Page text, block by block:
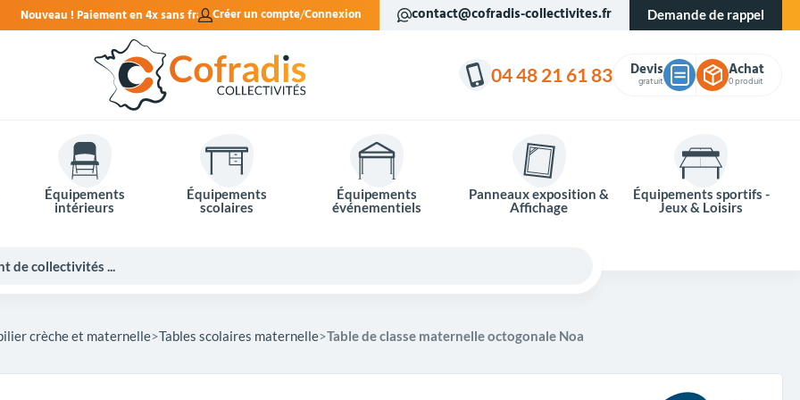
4x sans frais. Créer un compte Connexion contact@cofradis-collectivites.fr Demande de rappel
04 48 21 61 83 Devis
gratuit
Achat
0 produit
Équipements
intérieurs
Équipements
scolaires
Équipements
événementiels
Panneaux exposition &
Affichage
Équipements sportifs -
Jeux & Loisirs
crèche et maternelle Tables scolaires maternelle Table de classe maternelle octogonale Noa